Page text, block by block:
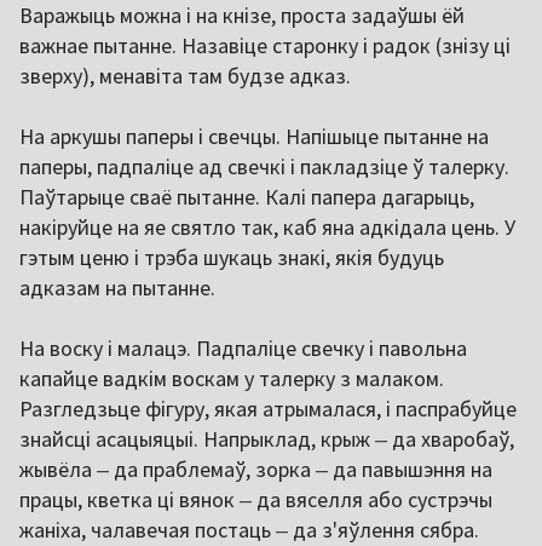
Варажыць можна і на кнізе, проста задаўшы ёй
важнае пытанне. Назавіце старонку і радок (знізу ці
зверху), менавіта там будзе адказ.
На аркушы паперы і свечцы. Напішыце пытанне на
паперы, падпаліце ​​ад свечкі і пакладзіце ў талерку.
Паўтарыце сваё пытанне. Калі папера дагарыць,
накіруйце на яе святло так, каб яна адкідала цень. У
гэтым ценю і трэба шукаць знакі, якія будуць
адказам на пытанне.
На воску і малацэ. Падпаліце свечку і павольна
капайце вадкім воскам у талерку з малаком.
Разгледзьце фігуру, якая атрымалася, і паспрабуйце
знайсці асацыяцыі. Напрыклад, крыж‒ да хваробаў,
жывёла ‒ да праблемаў, зорка ‒ да павышэння на
працы, кветка ці вянок ‒ да вяселля або сустрэчы
жаніха, чалавечая постаць‒ да з'яўлення сябра.